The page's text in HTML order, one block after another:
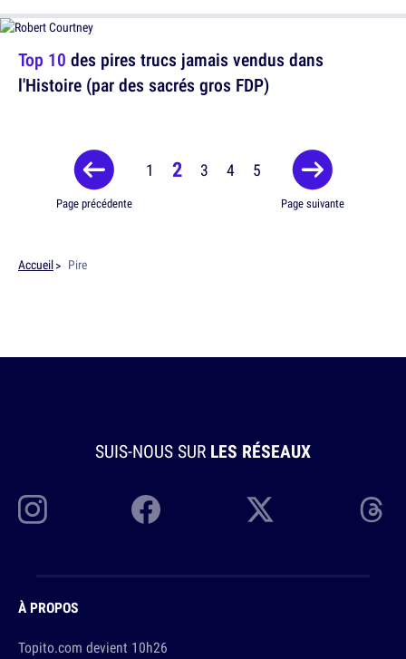
Top 10 des pires trucs jamais vendus dans
l'Histoire (par des sacrés gros FDP)
Page précédente
1 2 3 4 5
Page suivante
Accueil Pire
SUIS-NOUS SUR LES RÉSEAUX
À PROPOS
Topito.com devient 10h26